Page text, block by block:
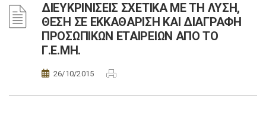
ΔΙΕΥΚΡΙΝΙΣΕΙΣ ΣΧΕΤΙΚΑ ΜΕ ΤΗ ΛΥΣΗ,
ΘΕΣΗ ΣΕ ΕΚΚΑΘΑΡΙΣΗ ΚΑΙ ΔΙΑΓΡΑΦΗ
ΠΡΟΣΩΠΙΚΩΝ ΕΤΑΙΡΕΙΩΝ ΑΠΟ ΤΟ
Γ.Ε.ΜΗ.
26/10/2015